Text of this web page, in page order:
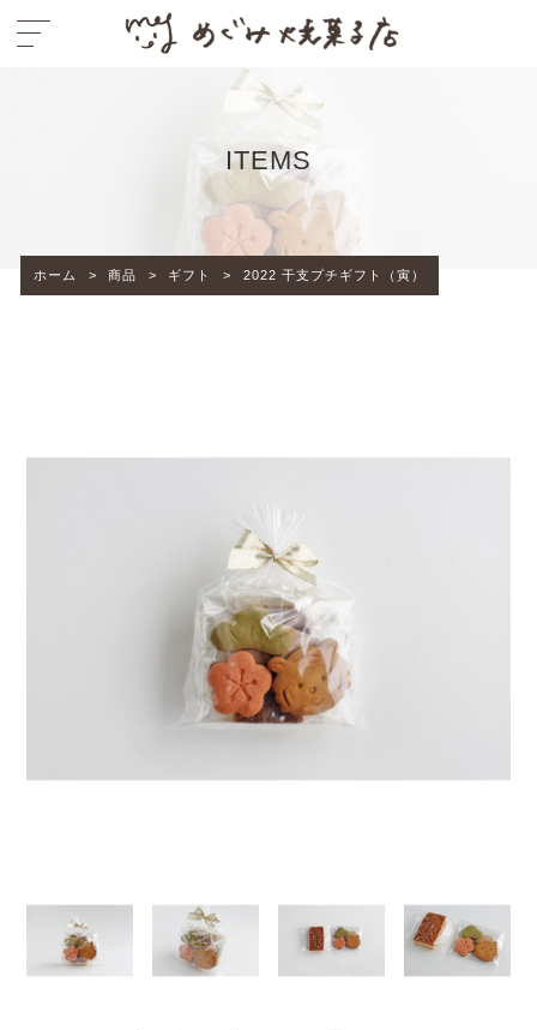
ITEMS
ホーム > 商品 > ギフト > 2022 干支プチギフト（寅）